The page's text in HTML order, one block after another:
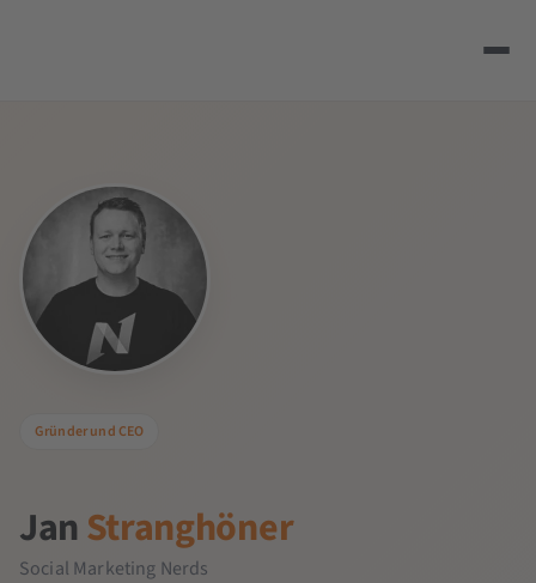
Gründer und CEO
JanStranghöner
Social Marketing Nerds